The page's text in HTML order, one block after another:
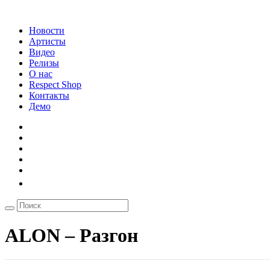
Новости
Артисты
Видео
Релизы
О нас
Respect Shop
Контакты
Демо
ALON – Разгон